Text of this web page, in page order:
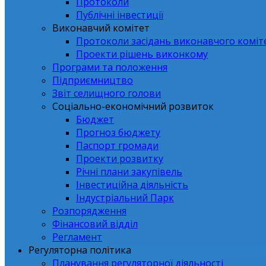
Публічні інвестиції
Виконавчий комітет
Протоколи засідань виконавчого
Проекти рішень виконкому
Програми та положення
Підприємництво
Звіт селищного голови
Соціально-економічний розвиток
Бюджет
Прогноз бюджету
Паспорт громади
Проекти розвитку
Річні плани закупівель
Інвестиційна діяльність
Індустріальний Парк
Розпорядження
Фінансовий відділ
Регламент
Регуляторна політика
Планування регуляторної діяльності